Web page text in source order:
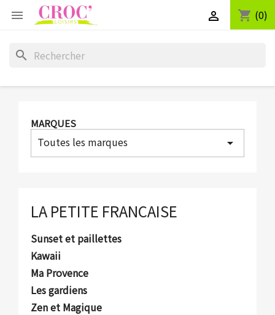
 shopping_cart (0)

search
MARQUES
Toutes les marques arrow_drop_down
LA PETITE FRANCAISE
Sunset et paillettes
Kawaii
Ma Provence
Les gardiens
Zen et Magique